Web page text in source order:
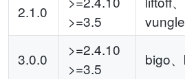
2.1.0
>=3.5
vungle
3.0.0
>=2.4.10
>=3.5
bigo